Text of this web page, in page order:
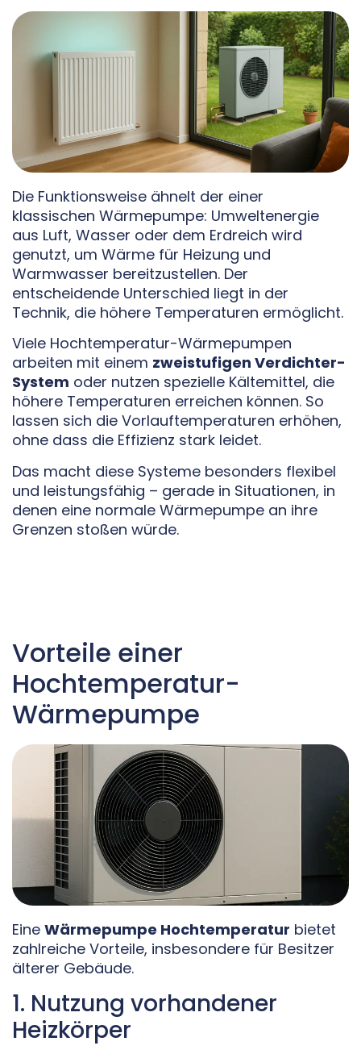
Die Funktionsweise ähnelt der einer
klassischen Wärmepumpe: Umweltenergie
aus Luft, Wasser oder dem Erdreich wird
genutzt, um Wärme für Heizung und
Warmwasser bereitzustellen. Der
entscheidende Unterschied liegt in der
Technik, die höhere Temperaturen ermöglicht.
Viele Hochtemperatur-Wärmepumpen
arbeiten mit einem zweistufigen Verdichter-
System oder nutzen spezielle Kältemittel, die
höhere Temperaturen erreichen können. So
lassen sich die Vorlauftemperaturen erhöhen,
ohne dass die Effizienz stark leidet.
Das macht diese Systeme besonders flexibel
und leistungsfähig – gerade in Situationen, in
denen eine normale Wärmepumpe an ihre
Grenzen stoßen würde.
Vorteile einer
Hochtemperatur-
Wärmepumpe
Eine Wärmepumpe Hochtemperatur bietet
zahlreiche Vorteile, insbesondere für Besitzer
älterer Gebäude.
1. Nutzung vorhandener
Heizkörper